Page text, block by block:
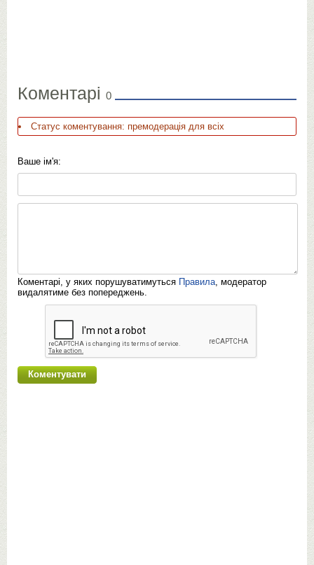
Коментарі 0
Статус коментування: премодерація для всіх
Ваше ім'я:
Коментарі, у яких порушуватимуться Правила, модератор
видалятиме без попереджень.